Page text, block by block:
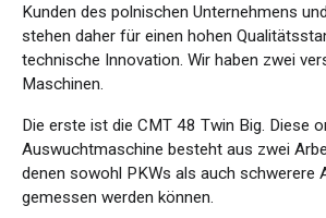
Kunden des polnischen Unternehmens
stehen daher für einen hohen
technische Innovation. Wir haben zwei
Maschinen.
Die erste ist die CMT 48 Twin Big. Diese
Auswuchtmaschine besteht aus zwei
denen sowohl PKWs als auch schwerere
gemessen werden können.